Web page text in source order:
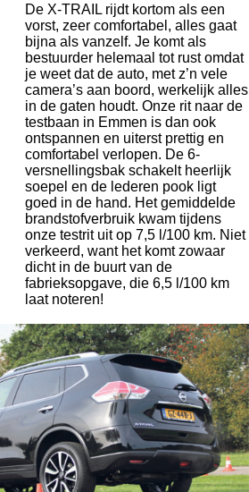
De X-TRAIL rijdt kortom als een
vorst, zeer comfortabel, alles gaat
bijna als vanzelf. Je komt als
bestuurder helemaal tot rust omdat
je weet dat de auto, met z’n vele
camera’s aan boord, werkelijk alles
in de gaten houdt. Onze rit naar de
testbaan in Emmen is dan ook
ontspannen en uiterst prettig en
comfortabel verlopen. De 6-
versnellingsbak schakelt heerlijk
soepel en de lederen pook ligt
goed in de hand. Het gemiddelde
brandstofverbruik kwam tijdens
onze testrit uit op 7,5 l/100 km. Niet
verkeerd, want het komt zowaar
dicht in de buurt van de
fabrieksopgave, die 6,5 l/100 km
laat noteren!